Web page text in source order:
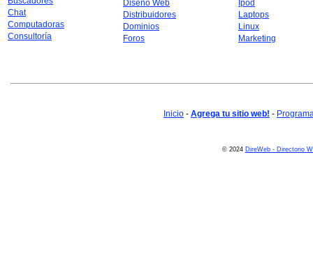
Chat
Computadoras
Consultoría
Diseño Web
Distribuidores
Dominios
Foros
Ipod
Laptops
Linux
Marketing
Inicio - Agrega tu sitio web! -
© 2024 DireWeb - Directorio